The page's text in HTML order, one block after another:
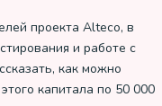
проекта Alteco, в
и работе с
как можно
капитала по 50 000